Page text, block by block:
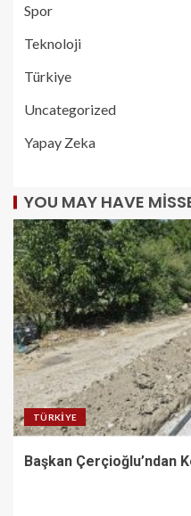
Spor
Teknoloji
Türkiye
Uncategorized
Yapay Zeka
YOU MAY HAVE
TÜRKIYE
Başkan Çerçioğlu’ndan